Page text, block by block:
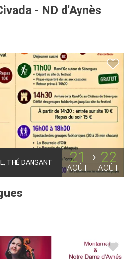
- ND d'Aynès
THÉ DANSANT 21
AOÛT
22
AOÛT